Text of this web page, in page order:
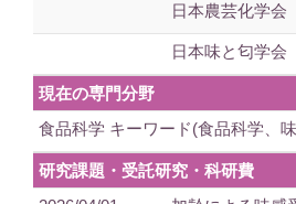
日本農芸化学会
日本味と匂学会
現在の専門分野
食品科学 キーワード(食品科学、
研究課題・受託研究・科研費